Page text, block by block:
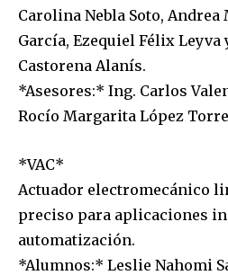
Carolina Nebla Soto,
García, Ezequiel Félix Leyva
Castorena Alanís.
*Asesores:* Ing. Carlos
Rocío Margarita López
*VAC*
Actuador electromecánico
preciso para aplicaciones
automatización.
*Alumnos:* Leslie Nahomi